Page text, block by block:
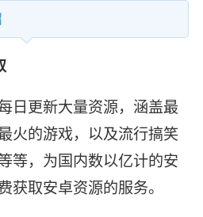
日更新大量资源，涵盖最
火的游戏，以及流行搞笑
等，为国内数以亿计的安
获取安卓资源的服务。